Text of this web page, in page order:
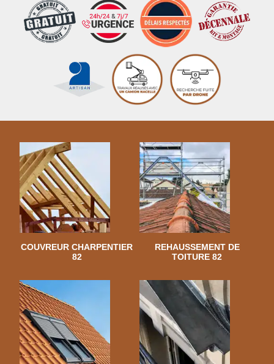
COUVREUR CHARPENTIER
82
REHAUSSEMENT DE
TOITURE 82